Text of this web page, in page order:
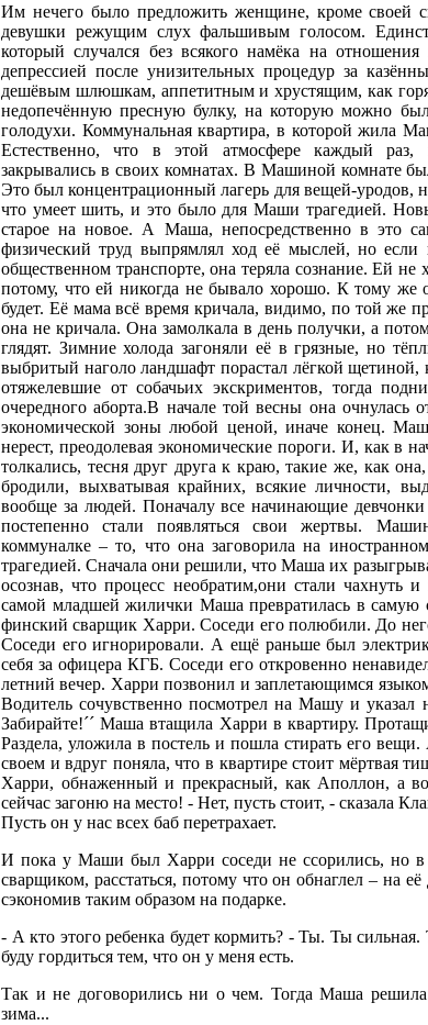
Им нечего было предложить женщине, кроме своей
девушки режущим слух фальшивым голосом.
который случался без всякого намёка на
депрессией после унизительных процедур за
дешёвым шлюшкам, аппетитным и хрустящим, как
недопечённую пресную булку, на которую можно
голодухи. Коммунальная квартира, в которой жила
Естественно, что в этой атмосфере каждый раз,
закрывались в своих комнатах. В Машиной комнате
Это был концентрационный лагерь для вещей-уродов,
что умеет шить, и это было для Маши трагедией.
старое на новое. А Маша, непосредственно в это
физический труд выпрямлял ход её мыслей, но если
общественном транспорте, она теряла сознание. Ей
потому, что ей никогда не бывало хорошо. К тому же
будет. Её мама всё время кричала, видимо, по той же
она не кричала. Она замолкала в день получки, а
глядят. Зимние холода загоняли её в грязные, но
выбритый наголо ландшафт порастал лёгкой
отяжелевшие от собачьих экскриментов, тогда
очередного аборта.В начале той весны она очнулась
экономической зоны любой ценой, иначе конец.
нерест, преодолевая экономические пороги. И, как в
толкались, тесня друг друга к краю, такие же, как
бродили, выхватывая крайних, всякие личности,
вообще за людей. Поначалу все начинающие
постепенно стали появляться свои жертвы.
коммуналке – то, что она заговорила на
трагедией. Сначала они решили, что Маша их
осознав, что процесс необратим,они стали
самой младшей жилички Маша превратилась в
финский сварщик Харри. Соседи его полюбили. До
Соседи его игнорировали. А ещё раньше был
себя за офицера КГБ. Соседи его откровенно
летний вечер. Харри позвонил и заплетающимся
Водитель сочувственно посмотрел на Машу и указал
Забирайте!´´ Маша втащила Харри в квартиру.
Раздела, уложила в постель и пошла стирать его
своем и вдруг поняла, что в квартире стоит мёртвая
Харри, обнаженный и прекрасный, как Аполлон, а
сейчас загоню на место! - Нет, пусть стоит, - сказала
Пусть он у нас всех баб перетрахает.
И пока у Маши был Харри соседи не ссорились, но
сварщиком, расстаться, потому что он обнаглел – на
сэкономив таким образом на подарке.
- А кто этого ребенка будет кормить? - Ты. Ты
буду гордиться тем, что он у меня есть.
Так и не договорились ни о чем. Тогда Маша
зима...